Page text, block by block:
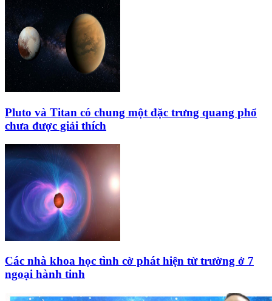
Pluto và Titan có chung một đặc trưng quang phổ
chưa được giải thích
Các nhà khoa học tình cờ phát hiện từ trường ở 7
ngoại hành tinh